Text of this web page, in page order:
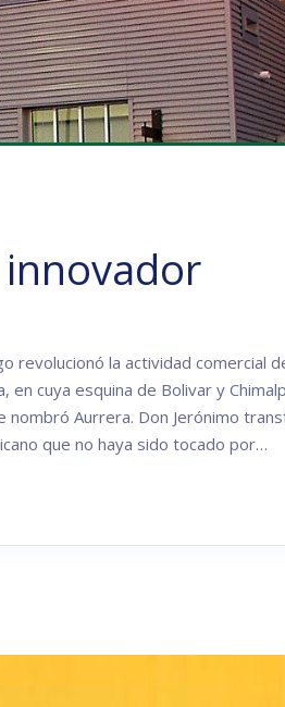
revolucionó la actividad comercial
cuya esquina de Bolivar y
Aurrera. Don Jerónimo
que no haya sido tocado por…